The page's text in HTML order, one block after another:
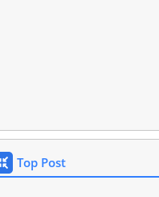
Top Post